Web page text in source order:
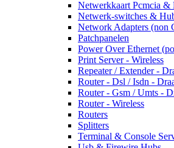
Netwerkkaart Pcmcia &
Netwerk-switches &
Network Adapters (non
Patchpanelen
Power Over Ethernet
Print Server - Wireless
Repeater / Extender -
Router - Dsl / Isdn -
Router - Gsm / Umts -
Router - Wireless
Routers
Splitters
Terminal & Console